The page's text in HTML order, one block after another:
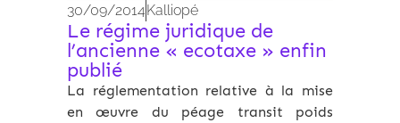
30/09/2014Kalliopé
Le régime juridique de
l’ancienne « ecotaxe » enfin
publié
La réglementation relative à la mise
en œuvre du péage transit poids